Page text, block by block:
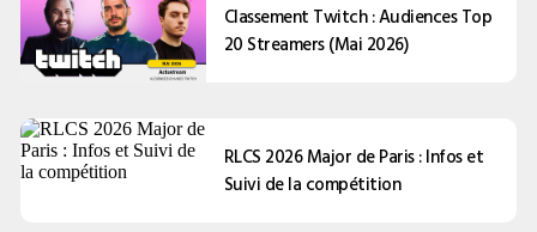
Classement Twitch : Audiences Top
20 Streamers (Mai 2026)
RLCS 2026 Major de Paris : Infos et
Suivi de la compétition